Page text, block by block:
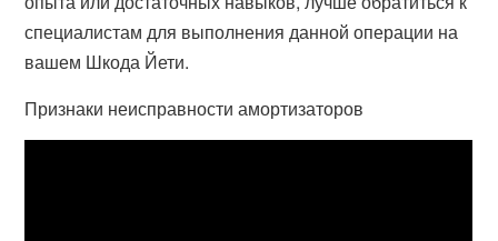
специалистам для выполнения данной операции на
вашем Шкода Йети.
Признаки неисправности амортизаторов